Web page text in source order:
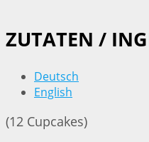
ZUTATEN /
Deutsch
English
(12 Cupcakes)